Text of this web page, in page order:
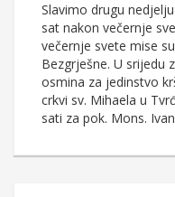
Slavimo drugu
sat nakon večernje
večernje svete mise
Bezgrješne. U srijedu
osmina za jedinstvo
crkvi sv. Mihaela u
sati za pok. Mons.